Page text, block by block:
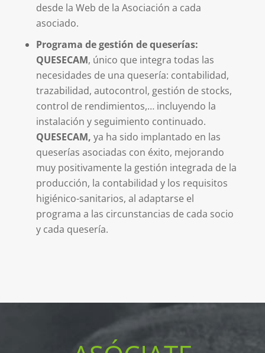
desde la Web de la Asociación a cada
asociado.
Programa de gestión de queserías:
QUESECAM, único que integra todas las
necesidades de una quesería: contabilidad,
trazabilidad, autocontrol, gestión de stocks,
control de rendimientos,… incluyendo la
instalación y seguimiento continuado.
QUESECAM, ya ha sido implantado en las
queserías asociadas con éxito, mejorando
muy positivamente la gestión integrada de la
producción, la contabilidad y los requisitos
higiénico-sanitarios, al adaptarse el
programa a las circunstancias de cada socio
y cada quesería.